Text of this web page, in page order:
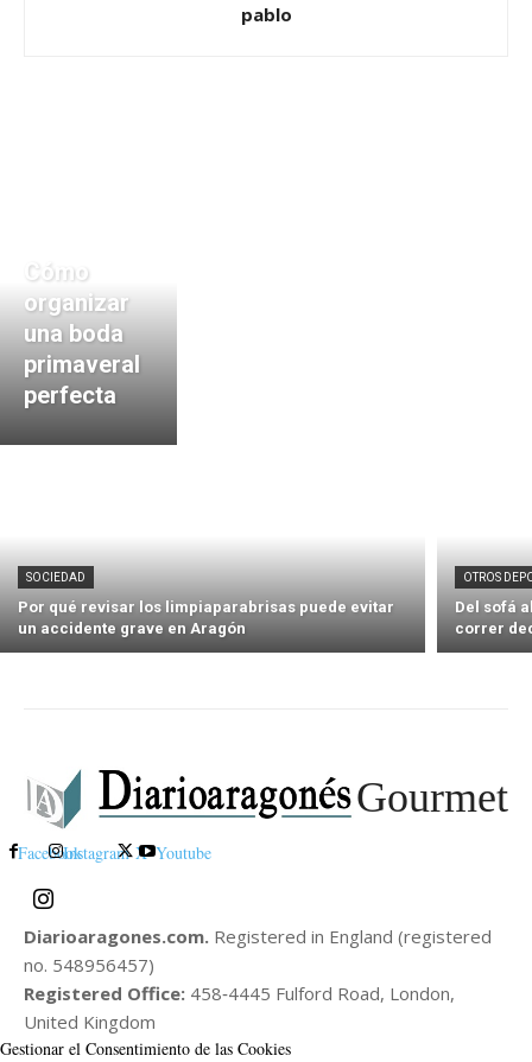
pablo
Cómo
organizar
una boda
primaveral
perfecta
SOCIEDAD
Por qué revisar los limpiaparabrisas puede evitar
un accidente grave en Aragón
OTROS
Del sofá
correr
Gourmet
FacebookInstagram X Youtube
Diarioaragones.com. Registered in England (registered
no. 548956457)
Registered Office: 458‑4445 Fulford Road, London,
United Kingdom
Gestionar el Consentimiento de las Cookies